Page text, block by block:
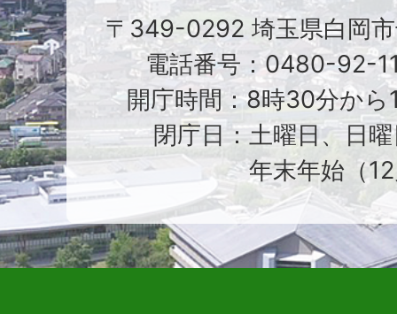
〒349-0292 埼玉県白岡
電話番号：0480-92-
開庁時間：8時30分から
閉庁日：土曜日、日
年末年始（